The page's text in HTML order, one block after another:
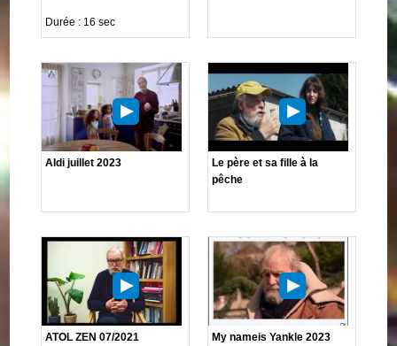
Durée : 16 sec
Aldi juillet 2023
Le père et sa fille à la
pêche
ATOL ZEN 07/2021 My nameis Yankle 2023